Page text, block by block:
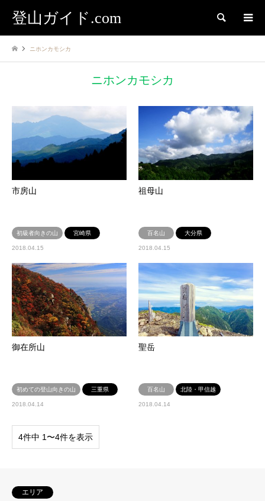
登山ガイド.com 検索
ニホンカモシカ
ニホンカモシカ
市房山
初級者向きの山 宮崎県
2018.04.15
祖母山
百名山 大分県
2018.04.15
御在所山
初めての登山向きの山 三重県
2018.04.14
聖岳
百名山 北陸・甲信越
2018.04.14
4件中 1〜4件を表示
エリア